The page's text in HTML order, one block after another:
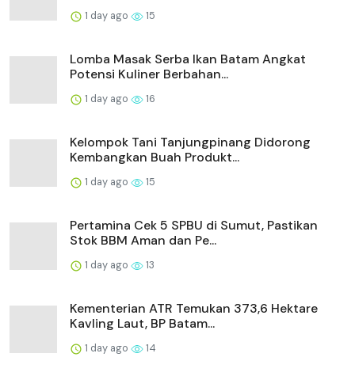
1 day ago 15
Lomba Masak Serba Ikan Batam Angkat
Potensi Kuliner Berbahan...
1 day ago 16
Kelompok Tani Tanjungpinang Didorong
Kembangkan Buah Produkt...
1 day ago 15
Pertamina Cek 5 SPBU di Sumut, Pastikan
Stok BBM Aman dan Pe...
1 day ago 13
Kementerian ATR Temukan 373,6 Hektare
Kavling Laut, BP Batam...
1 day ago 14